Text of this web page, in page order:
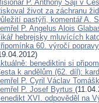
P. Anthony Saji v
život za záchranu
pastýři, komentář A.
P. Angelus Alois
hebrejsky mluvících
60. výročí
benediktini si
k andělům (62. díl):
P. Cyril Václav
P. Josef Byrtus
XVI. odpověděl na